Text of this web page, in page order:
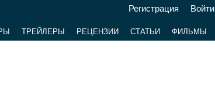
Регистрация Войти
ТРЕЙЛЕРЫ РЕЦЕНЗИИ СТАТЬИ ФИЛЬМЫ